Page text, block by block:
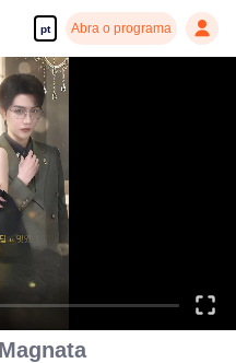
pt Abra o programa